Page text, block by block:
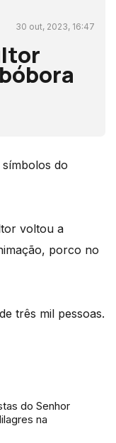
30 out, 2023, 16:47
do
voltou a
porco no
três mil pessoas.
do Senhor
na